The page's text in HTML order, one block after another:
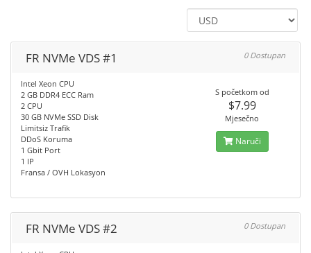
FR NVMe VDS #1 0 Dostupan
Intel Xeon CPU
2 GB DDR4 ECC Ram
2 CPU
30 GB NVMe SSD Disk
Limitsiz Trafik
DDoS Koruma
1 Gbit Port
1 IP
Fransa / OVH Lokasyon
S početkom od
$7.99
Mjesečno
Naruči
FR NVMe VDS #2 0 Dostupan